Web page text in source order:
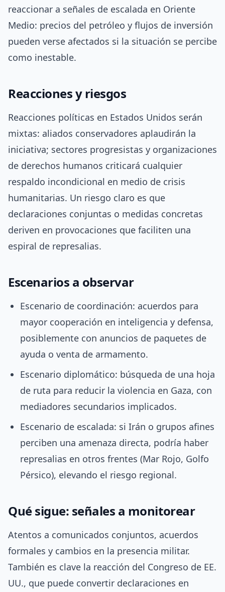
reaccionar a señales de escalada en Oriente
Medio: precios del petróleo y flujos de inversión
pueden verse afectados si la situación se percibe
como inestable.
Reacciones y riesgos
Reacciones políticas en Estados Unidos serán
mixtas: aliados conservadores aplaudirán la
iniciativa; sectores progresistas y organizaciones
de derechos humanos criticará cualquier
respaldo incondicional en medio de crisis
humanitarias. Un riesgo claro es que
declaraciones conjuntas o medidas concretas
deriven en provocaciones que faciliten una
espiral de represalias.
Escenarios a observar
Escenario de coordinación: acuerdos para
mayor cooperación en inteligencia y defensa,
posiblemente con anuncios de paquetes de
ayuda o venta de armamento.
Escenario diplomático: búsqueda de una hoja
de ruta para reducir la violencia en Gaza, con
mediadores secundarios implicados.
Escenario de escalada: si Irán o grupos afines
perciben una amenaza directa, podría haber
represalias en otros frentes (Mar Rojo, Golfo
Pérsico), elevando el riesgo regional.
Qué sigue: señales a monitorear
Atentos a comunicados conjuntos, acuerdos
formales y cambios en la presencia militar.
También es clave la reacción del Congreso de EE.
UU., que puede convertir declaraciones en